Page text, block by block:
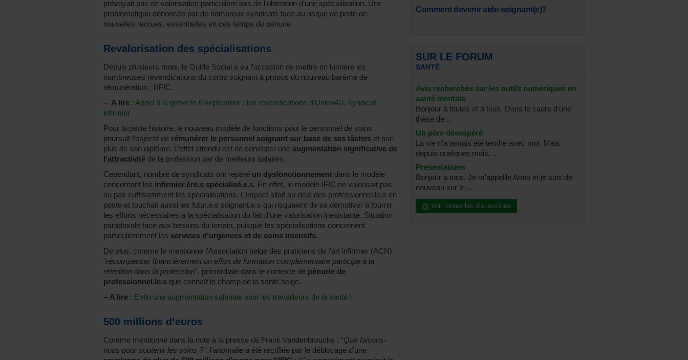
prévoyait pas de valorisation particulière lors de l’obtention d’une spécialisation. Une
problématique dénoncée par de nombreux syndicats face au risque de perte de
nouvelles recrues, essentielles en ces temps de pénurie.
Revalorisation des spécialisations
Depuis plusieurs mois, le Guide Social a eu l’occasion de mettre en lumière les
nombreuses revendications du corps soignant à propos du nouveau barème de
rémunération : l’IFIC.
– A lire : Appel à la grève le 6 septembre : les revendications d’Union4U, syndicat
infirmier
Pour la petite histoire, le nouveau modèle de fonctions pour le personnel de soins
poursuit l’objectif de rémunérer le personnel soignant sur base de ses tâches et non
plus de son diplôme. L’effet attendu est de constater une augmentation significative de
l’attractivité de la profession par de meilleurs salaires.
Cependant, nombre de syndicats ont repéré un dysfonctionnement dans le modèle
concernant les infirmier.ère.s spécialisé.e.s. En effet, le modèle IFIC ne valorisait pas
ou pas suffisamment les spécialisations. L’impact allait au-delà des professionnel.le.s en
poste et touchait aussi les futur.e.s soignant.e.s qui risquaient de se démotiver à fournir
les efforts nécessaires à la spécialisation du fait d’une valorisation inexistante. Situation
paradoxale face aux besoins du terrain, puisque les spécialisations concernent
particulièrement les services d’urgences et de soins intensifs.
De plus, comme le mentionne l’Association belge des praticiens de l’art infirmier (ACN)
“récompenser financièrement un effort de formation complémentaire participe à la
rétention dans la profession”, primordiale dans le contexte de pénurie de
professionnel.le.s que connaît le champ de la santé belge.
– A lire : Enfin une augmentation salariale pour les travailleurs de la santé !
500 millions d’euros
Comme mentionné dans la note à la presse de Frank Vandenbroucke : “Que faisons-
nous pour soutenir les soins ?”, l’anomalie a été rectifiée par le déblocage d’une
Comment devenir aide-soignant(e)?
SUR LE FORUM
SANTÉ
Avis recherchés sur les outils numériques en
santé mentale
Bonjour à toutes et à tous, Dans le cadre d'une
thèse de ...
Un père désespéré
La vie n'a jamais été tendre avec moi. Mais
depuis quelques mois, ...
Presentations
Bonjour à tous. Je m'appellle Amio et je suis de
nouveau sur le ...
Voir toutes les discussions